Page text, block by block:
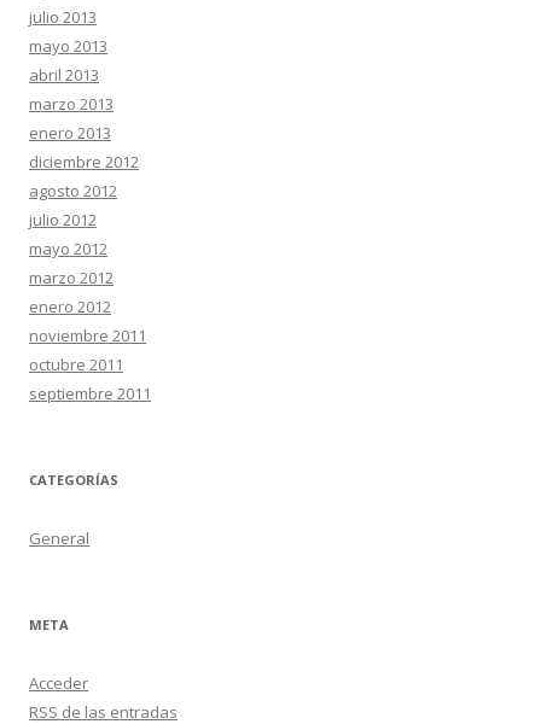
julio 2013
mayo 2013
abril 2013
marzo 2013
enero 2013
diciembre 2012
agosto 2012
julio 2012
mayo 2012
marzo 2012
enero 2012
noviembre 2011
octubre 2011
septiembre 2011
CATEGORÍAS
General
META
Acceder
RSS de las entradas